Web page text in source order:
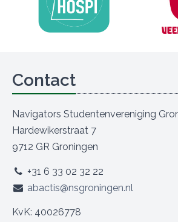
Contact
Navigators Studentenvereniging
Hardewikerstraat 7
9712 GR Groningen
+31 6 33 02 32 22
abactis@nsgroningen.nl
KvK: 40026778